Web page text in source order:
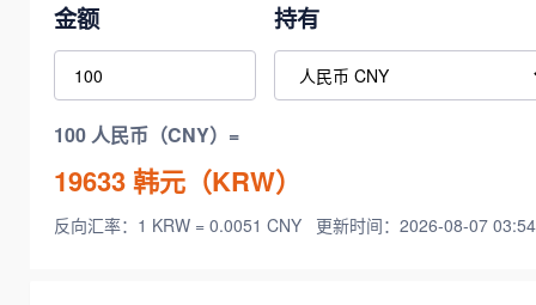
金额 持有
100 人民币（CNY）=
19633韩元（KRW）
反向汇率：1 KRW = 0.0051 CNY 更新时间：2026-08-07